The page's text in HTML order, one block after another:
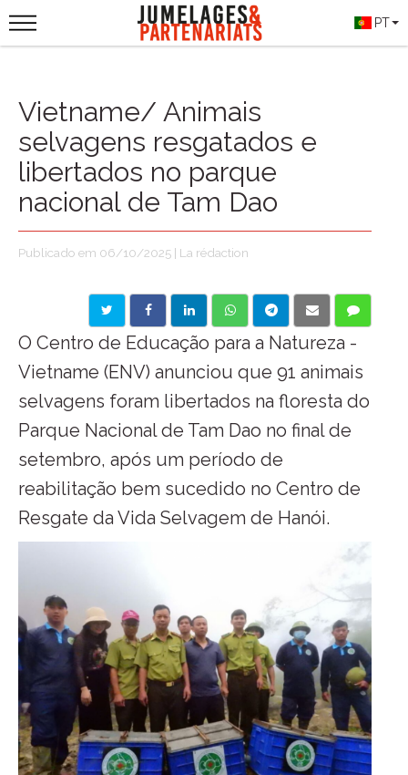
PT
Vietname/ Animais
selvagens resgatados e
libertados no parque
nacional de Tam Dao
Publicado em 06/10/2025 | La rédaction
O Centro de Educação para a Natureza -
Vietname (ENV) anunciou que 91 animais
selvagens foram libertados na floresta do
Parque Nacional de Tam Dao no final de
setembro, após um período de
reabilitação bem sucedido no Centro de
Resgate da Vida Selvagem de Hanói.